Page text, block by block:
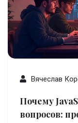
Вячеслав
Почему
вопросов: